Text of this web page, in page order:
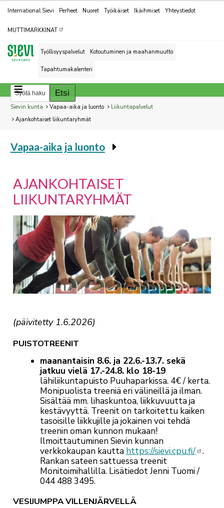
Kohderyhmät
International Sievi Perheet Nuoret Työikäiset Ikäihmiset Yhteystiedot
MUTTIMARKKINAT
Työllisyyspalvelut Kotoutuminen ja maahanmuutto
Tapahtumakalenteri
Breadcrumbs
You
are
Sievin kunta Vapaa-aika ja luonto
Liikuntapalvelut
Ajankohtaiset liikuntaryhmät
You
Vapaa-aika ja luonto
AJANKOHTAISET
LIIKUNTARYHMÄT
(päivitetty 1.6.2026)
PUISTOTREENIT
maanantaisin 8.6. ja 22.6.-13.7. sekä
jatkuu vielä 17.-24.8. klo 18-19
lähiliikuntapuisto Puuhaparkissa. 4€ / kerta.
Monipuolista treeniä eri välineillä ja ilman.
Sisältää mm. lihaskuntoa, liikkuvuutta ja
kestävyyttä. Treenit on tarkoitettu kaiken
tasoisille liikkujille jajokainen voi tehdä
treenin oman kunnon mukaan!
Ilmoittautuminen Sievin kunnan
verkkokaupan kautta https://sievi.cpu.fi/
.
Rankan sateen sattuessa treenit
Monitoimihallilla. Lisätiedot Jenni Tuomi /
044 488 3495.
VESIJUMPPA VILLENJÄRVELLÄ